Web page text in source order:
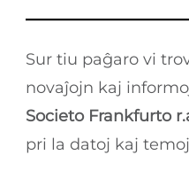
Sur tiu paĝaro vi
novaĵojn kaj
Societo Frankfurto
pri la datoj kaj